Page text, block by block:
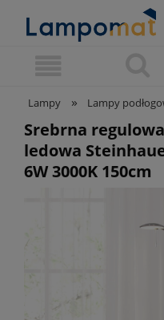
Lampy » Lampy
Srebrna
ledowa
6W 3000K 150cm